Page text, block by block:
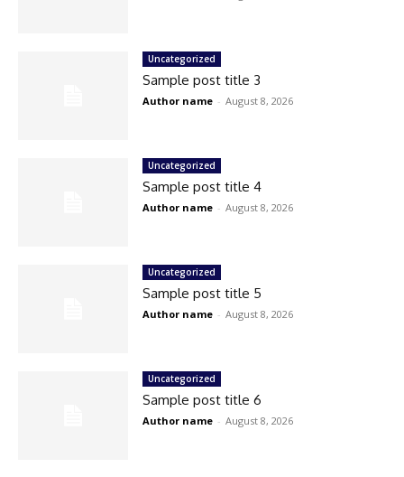
Uncategorized
Sample post title 3
Author name - August 8, 2026
Uncategorized
Sample post title 4
Author name - August 8, 2026
Uncategorized
Sample post title 5
Author name - August 8, 2026
Uncategorized
Sample post title 6
Author name - August 8, 2026